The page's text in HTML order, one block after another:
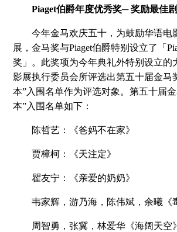
Piaget伯爵年度优秀奖─ 奖励最佳
今年金马欢庆五十，为鼓励华语电
展，金马奖与Piaget伯爵特别设立了「
奖」。此奖项为今年典礼外特别设立的
影展执行委员会所评选出第五十届金马
本”入围名单作为评选对象。第五十届
本”入围名单如下：
陈哲艺：《爸妈不在家》
贾樟柯：《天注定》
瞿友宁：《亲爱的奶奶》
韦家辉，游乃海，陈伟斌，余曦《
周智勇，张冀，林爱华《海阔天空》